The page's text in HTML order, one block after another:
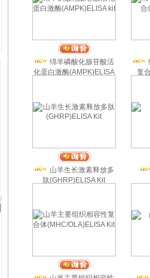
绵羊磷酸化腺苷酸活
化蛋白激酶(AMPK)ELISA
复
山羊生长激素释放多
肽(GHRP)ELISA Kit